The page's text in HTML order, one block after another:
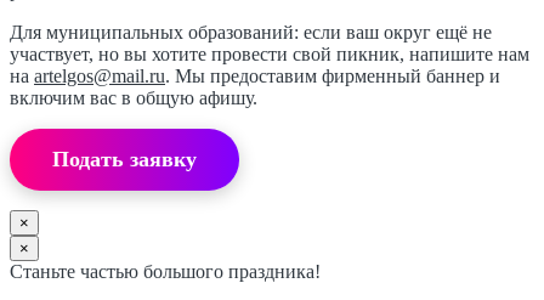
Для муниципальных образований: если ваш округ ещё не
участвует, но вы хотите провести свой пикник, напишите нам
на artelgos@mail.ru. Мы предоставим фирменный баннер и
включим вас в общую афишу.
Подать заявку
×
×
Станьте частью большого праздника!